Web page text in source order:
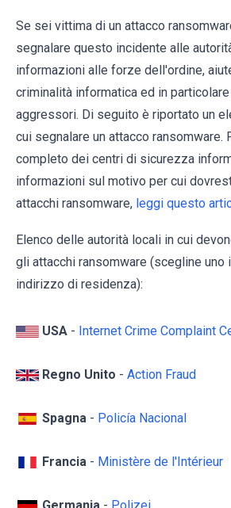
Se sei vittima di un attacco
segnalare questo incidente alle
informazioni alle forze dell'ordine,
criminalità informatica ed in
aggressori. Di seguito è riportato un
cui segnalare un attacco ransomware.
completo dei centri di sicurezza
informazioni sul motivo per cui
attacchi ransomware, leggi questo
Elenco delle autorità locali in cui
gli attacchi ransomware (scegline uno
indirizzo di residenza):
USA - Internet Crime Complaint
Regno Unito - Action Fraud
Spagna - Policía Nacional
Francia - Ministère de l'Intérieur